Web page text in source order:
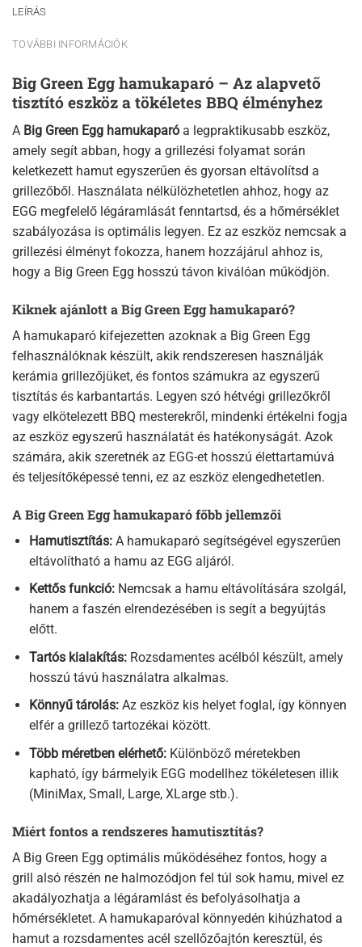
LEÍRÁS
TOVÁBBI INFORMÁCIÓK
Big Green Egg hamukaparó – Az alapvető
tisztító eszköz a tökéletes BBQ élményhez
A Big Green Egg hamukaparó a legpraktikusabb eszköz,
amely segít abban, hogy a grillezési folyamat során
keletkezett hamut egyszerűen és gyorsan eltávolítsd a
grillezőből. Használata nélkülözhetetlen ahhoz, hogy az
EGG megfelelő légáramlását fenntartsd, és a hőmérséklet
szabályozása is optimális legyen. Ez az eszköz nemcsak a
grillezési élményt fokozza, hanem hozzájárul ahhoz is,
hogy a Big Green Egg hosszú távon kiválóan működjön.
Kiknek ajánlott a Big Green Egg hamukaparó?
A hamukaparó kifejezetten azoknak a Big Green Egg
felhasználóknak készült, akik rendszeresen használják
kerámia grillezőjüket, és fontos számukra az egyszerű
tisztítás és karbantartás. Legyen szó hétvégi grillezőkről
vagy elkötelezett BBQ mesterekről, mindenki értékelni fogja
az eszköz egyszerű használatát és hatékonyságát. Azok
számára, akik szeretnék az EGG-et hosszú élettartamúvá
és teljesítőképessé tenni, ez az eszköz elengedhetetlen.
A Big Green Egg hamukaparó főbb jellemzői
Hamutisztítás:A hamukaparó segítségével egyszerűen
eltávolítható a hamu az EGG aljáról.
Kettős funkció:Nemcsak a hamu eltávolítására szolgál,
hanem a faszén elrendezésében is segít a begyújtás
előtt.
Tartós kialakítás:Rozsdamentes acélból készült, amely
hosszú távú használatra alkalmas.
Könnyű tárolás:Az eszköz kis helyet foglal, így könnyen
elfér a grillező tartozékai között.
Több méretben elérhető:Különböző méretekben
kapható, így bármelyik EGG modellhez tökéletesen illik
(MiniMax, Small, Large, XLarge stb.).
Miért fontos a rendszeres hamutisztítás?
A Big Green Egg optimális működéséhez fontos, hogy a
grill alsó részén ne halmozódjon fel túl sok hamu, mivel ez
akadályozhatja a légáramlást és befolyásolhatja a
hőmérsékletet. A hamukaparóval könnyedén kihúzhatod a
hamut a rozsdamentes acél szellőzőajtón keresztül, és